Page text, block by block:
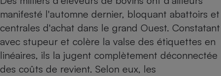
manifesté l'automne dernier, bloquant abattoirs et
centrales d'achat dans le grand Ouest. Constatant
avec stupeur et colère la valse des étiquettes en
linéaires, ils la jugent complètement déconnectée
des coûts de revient. Selon eux, les